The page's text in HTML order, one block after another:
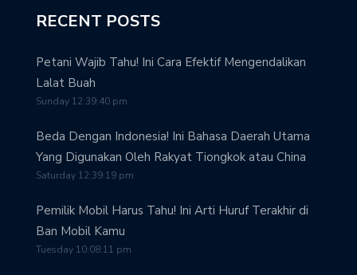
RECENT POSTS
Petani Wajib Tahu! Ini Cara Efektif Mengendalikan
Lalat Buah
Sunday 12:39:40 pm
Beda Dengan Indonesia! Ini Bahasa Daerah Utama
Yang Digunakan Oleh Rakyat Tiongkok atau China
Saturday 12:39:19 pm
Pemilik Mobil Harus Tahu! Ini Arti Huruf Terakhir di
Ban Mobil Kamu
Tuesday 10:08:11 pm